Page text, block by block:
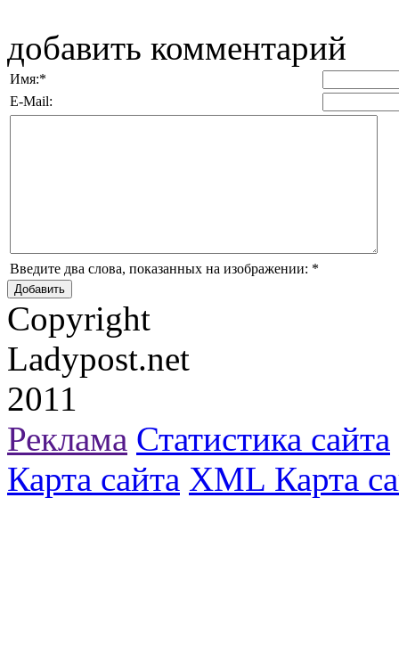
добавить комментарий
Имя:*
E-Mail:
Введите два слова, показанных на изображении: *
Copyright
Ladypost.net
2011
Реклама Статистика сайта
Карта сайта XML Карта